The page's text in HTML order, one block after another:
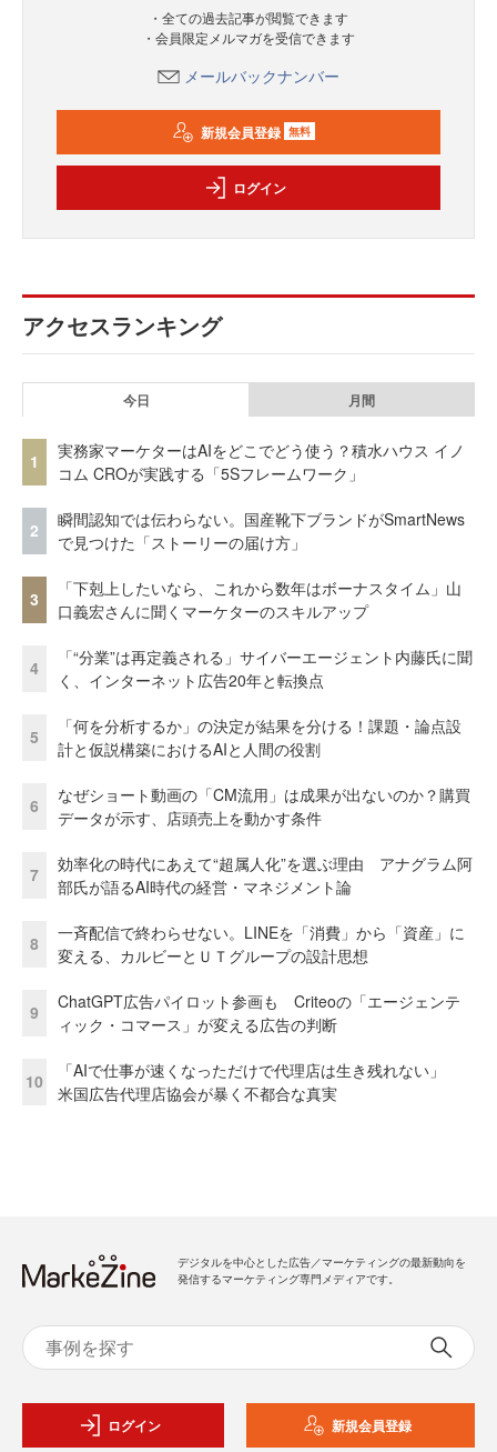
・全ての過去記事が閲覧できます
・会員限定メルマガを受信できます
メールバックナンバー
新規会員登録 無料
ログイン
アクセスランキング
今日 月間
1
実務家マーケターはAIをどこでどう使う？積水ハウス イノ
コム CROが実践する「5Sフレームワーク」
2
瞬間認知では伝わらない。国産靴下ブランドがSmartNews
で見つけた「ストーリーの届け方」
3
「下剋上したいなら、これから数年はボーナスタイム」山
口義宏さんに聞くマーケターのスキルアップ
4
「“分業”は再定義される」サイバーエージェント内藤氏に聞
く、インターネット広告20年と転換点
5
「何を分析するか」の決定が結果を分ける！課題・論点設
計と仮説構築におけるAIと人間の役割
6
なぜショート動画の「CM流用」は成果が出ないのか？購買
データが示す、店頭売上を動かす条件
7
効率化の時代にあえて“超属人化”を選ぶ理由 アナグラム阿
部氏が語るAI時代の経営・マネジメント論
8
一斉配信で終わらせない。LINEを「消費」から「資産」に
変える、カルビーとＵＴグループの設計思想
9
ChatGPT広告パイロット参画も Criteoの「エージェンテ
ィック・コマース」が変える広告の判断
10
「AIで仕事が速くなっただけで代理店は生き残れない」
米国広告代理店協会が暴く不都合な真実
デジタルを中心とした広告／マーケティングの最新動向を
発信するマーケティング専門メディアです。
ログイン 新規会員登録